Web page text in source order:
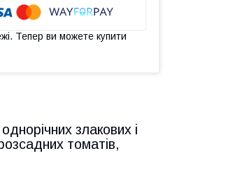
Тепер ви можете купити
злакових і
томатів,